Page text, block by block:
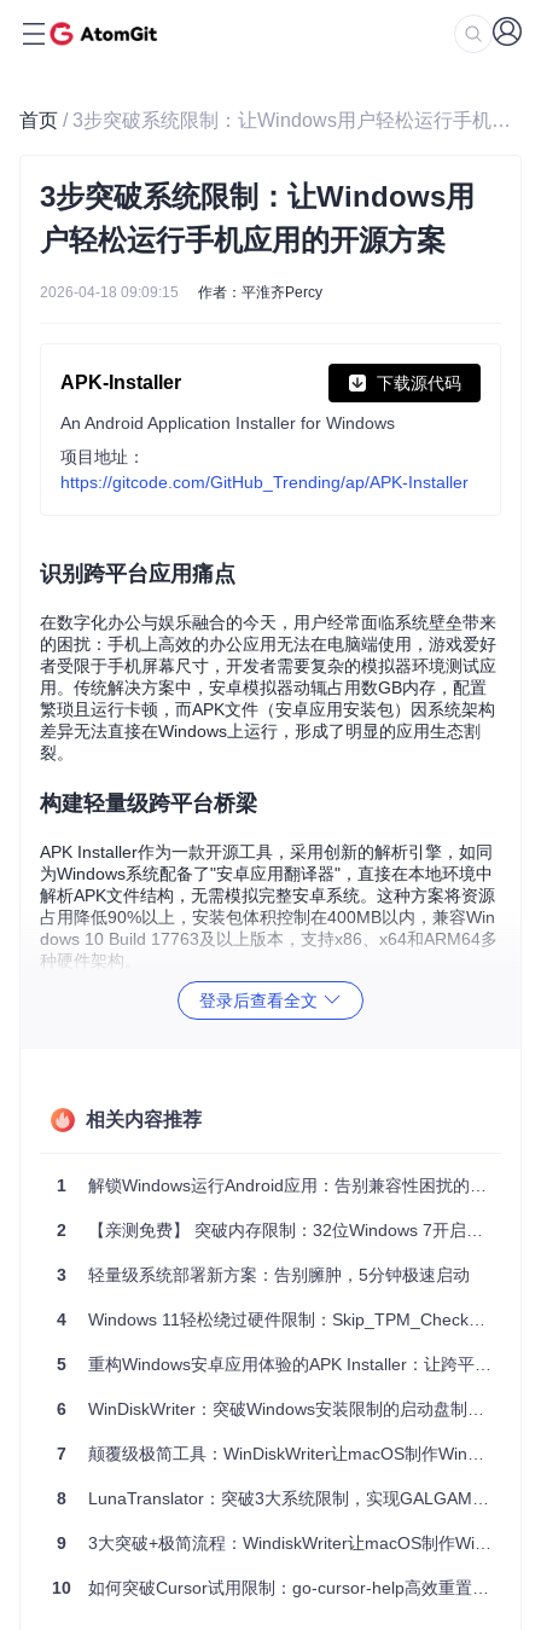
首页 / 3步突破系统限制：让Windows用户轻松运行手机应用的开源方案
3步突破系统限制：让Windows用
户轻松运行手机应用的开源方案
2026-04-18 09:09:15 作者：平淮齐Percy
APK-Installer 下载源代码
An Android Application Installer for Windows
项目地址：
https://gitcode.com/GitHub_Trending/ap/APK-Installer
识别跨平台应用痛点
在数字化办公与娱乐融合的今天，用户经常面临系统壁垒带来
的困扰：手机上高效的办公应用无法在电脑端使用，游戏爱好
者受限于手机屏幕尺寸，开发者需要复杂的模拟器环境测试应
用。传统解决方案中，安卓模拟器动辄占用数GB内存，配置
繁琐且运行卡顿，而APK文件（安卓应用安装包）因系统架构
差异无法直接在Windows上运行，形成了明显的应用生态割
裂。
构建轻量级跨平台桥梁
APK Installer作为一款开源工具，采用创新的解析引擎，如同
为Windows系统配备了"安卓应用翻译器"，直接在本地环境中
解析APK文件结构，无需模拟完整安卓系统。这种方案将资源
占用降低90%以上，安装包体积控制在400MB以内，兼容Win
dows 10 Build 17763及以上版本，支持x86、x64和ARM64多
种硬件架构。
不会因为帧率问题掉队。"
ce上运行后，配合触控笔操作，移动办公效率提升了4
"测试APK不再需要启动笨重的模拟器，直接在Windows环
境验证安装流程，开发周期缩短了近三分之一。"
建立标准化操作体系
准备工作
系统兼容性检查
按下Win + R输入winver确认Windows版本号
启用开发者模式（设置→更新和安全→开发者选项）
登录后查看全文
相关内容推荐
1 解锁Windows运行Android应用：告别兼容性困扰的跨平台解决方案
2 【亲测免费】 突破内存限制：32位Windows 7开启PAE识别4GB以上内存
3 轻量级系统部署新方案：告别臃肿，5分钟极速启动
4 Windows 11轻松绕过硬件限制：Skip_TPM_Check完整操作手册
5 重构Windows安卓应用体验的APK Installer：让跨平台不再是技术壁垒
6 WinDiskWriter：突破Windows安装限制的启动盘制作工具——如何让老旧设备焕发新生？
7 颠覆级极简工具：WinDiskWriter让macOS制作Windows启动盘不再复杂
8 LunaTranslator：突破3大系统限制，实现GALGAME翻译自由
9 3大突破+极简流程：WindiskWriter让macOS制作Windows安装盘不再难
10 如何突破Cursor试用限制：go-cursor-help高效重置全攻略